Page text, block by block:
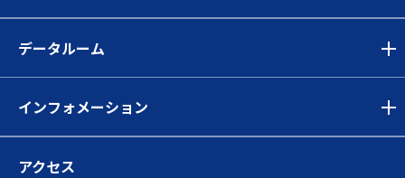
データルーム
インフォメーション
アクセス